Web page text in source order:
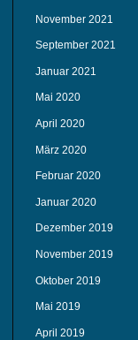
November 2021
September 2021
Januar 2021
Mai 2020
April 2020
März 2020
Februar 2020
Januar 2020
Dezember 2019
November 2019
Oktober 2019
Mai 2019
April 2019